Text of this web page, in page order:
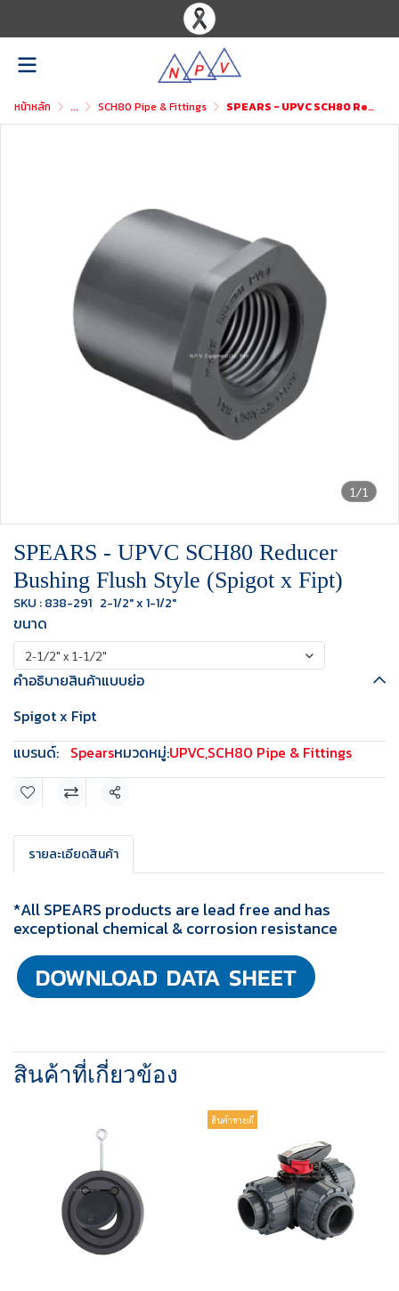
หน้าหลัก ... SCH80 Pipe & Fittings SPEARS - UPVC SCH80 Reducer Bushing Flush Style (Spigot x Fipt)
1/1
SPEARS - UPVC SCH80 Reducer
Bushing Flush Style (Spigot x Fipt)
SKU : 838-291 2-1/2" x 1-1/2"
ขนาด
2-1/2" x 1-1/2"
คำอธิบายสินค้าแบบย่อ
Spigot x Fipt
แบรนด์: Spearsหมวดหมู่:UPVC,SCH80 Pipe & Fittings
แชร์
รายละเอียดสินค้า
*All SPEARS products are lead free and has
exceptional chemical & corrosion resistance
สินค้าที่เกี่ยวข้อง
สินค้าขายดี